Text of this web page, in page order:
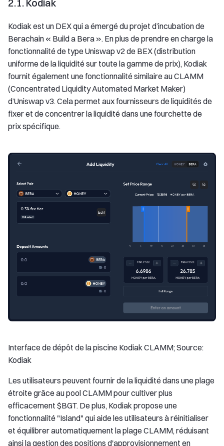
2.1. Kodiak
Kodiak est un DEX qui a émergé du projet d’incubation de
Berachain « Build a Bera ». En plus de prendre en charge la
fonctionnalité de type Uniswap v2 de BEX (distribution
uniforme de la liquidité sur toute la gamme de prix), Kodiak
fournit également une fonctionnalité similaire au CLAMM
(Concentrated Liquidity Automated Market Maker)
d’Uniswap v3. Cela permet aux fournisseurs de liquidités de
fixer et de concentrer la liquidité dans une fourchette de
prix spécifique.
Interface de dépôt de la piscine Kodiak CLAMM; Source:
Kodiak
Les utilisateurs peuvent fournir de la liquidité dans une plage
étroite grâce au pool CLAMM pour cultiver plus
efficacement $BGT. De plus, Kodiak propose une
fonctionnalité "Island" qui aide les utilisateurs à réinitialiser
et équilibrer automatiquement la plage CLAMM, réduisant
ainsi la gestion des positions d'approvisionnement en